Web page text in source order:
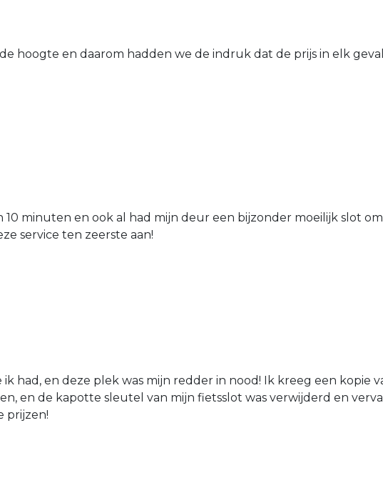
hoogte en daarom hadden we de indruk dat de prijs in elk
minuten en ook al had mijn deur een bijzonder moeilijk slot
service ten zeerste aan!
had, en deze plek was mijn redder in nood! Ik kreeg een kopie
en de kapotte sleutel van mijn fietsslot was verwijderd en
prijzen!